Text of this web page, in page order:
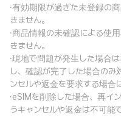
·有効期限が過ぎた未登録の
きません。
·商品情報の未確認による使
きません。
·現地で問題が発生した場合
し、確認が完了した場合の
ンセルや返金を要求する場合
·eSIMを削除した場合、再イ
うキャンセルや返金は不可能で